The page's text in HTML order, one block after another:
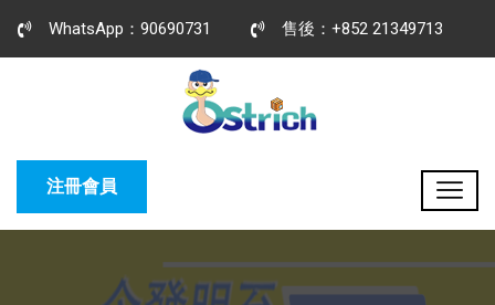
WhatsApp：90690731 售後：+852 21349713
注冊會員